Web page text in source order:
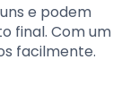
e podem
final. Com um
facilmente.